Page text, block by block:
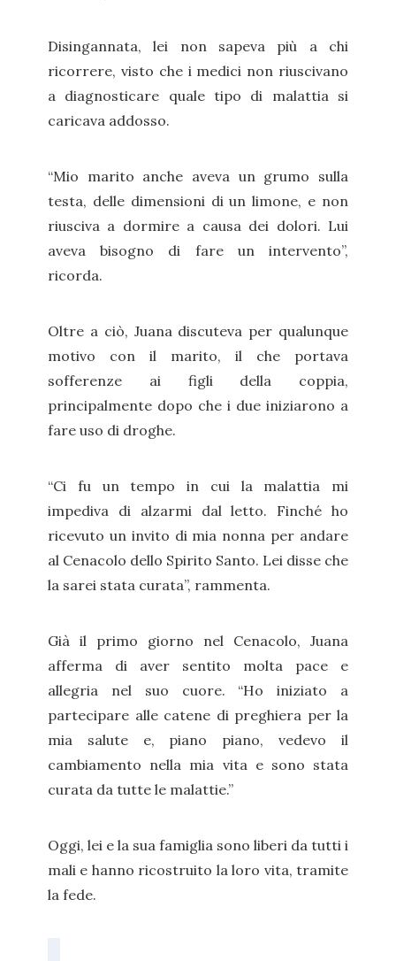
Disingannata, lei non sapeva più a chi
ricorrere, visto che i medici non riuscivano
a diagnosticare quale tipo di malattia si
caricava addosso.
“Mio marito anche aveva un grumo sulla
testa, delle dimensioni di un limone, e non
riusciva a dormire a causa dei dolori. Lui
aveva bisogno di fare un intervento”,
ricorda.
Oltre a ciò, Juana discuteva per qualunque
motivo con il marito, il che portava
sofferenze ai figli della coppia,
principalmente dopo che i due iniziarono a
fare uso di droghe.
“Ci fu un tempo in cui la malattia mi
impediva di alzarmi dal letto. Finché ho
ricevuto un invito di mia nonna per andare
al Cenacolo dello Spirito Santo. Lei disse che
la sarei stata curata”, rammenta.
Già il primo giorno nel Cenacolo, Juana
afferma di aver sentito molta pace e
allegria nel suo cuore. “Ho iniziato a
partecipare alle catene di preghiera per la
mia salute e, piano piano, vedevo il
cambiamento nella mia vita e sono stata
curata da tutte le malattie.”
Oggi, lei e la sua famiglia sono liberi da tutti i
mali e hanno ricostruito la loro vita, tramite
la fede.